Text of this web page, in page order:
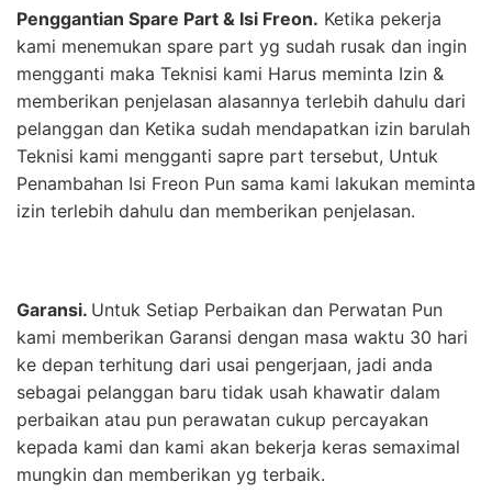
Penggantian Spare Part & Isi Freon. Ketika pekerja
kami menemukan spare part yg sudah rusak dan ingin
mengganti maka Teknisi kami Harus meminta Izin &
memberikan penjelasan alasannya terlebih dahulu dari
pelanggan dan Ketika sudah mendapatkan izin barulah
Teknisi kami mengganti sapre part tersebut, Untuk
Penambahan Isi Freon Pun sama kami lakukan meminta
izin terlebih dahulu dan memberikan penjelasan.
Garansi. Untuk Setiap Perbaikan dan Perwatan Pun
kami memberikan Garansi dengan masa waktu 30 hari
ke depan terhitung dari usai pengerjaan, jadi anda
sebagai pelanggan baru tidak usah khawatir dalam
perbaikan atau pun perawatan cukup percayakan
kepada kami dan kami akan bekerja keras semaximal
mungkin dan memberikan yg terbaik.